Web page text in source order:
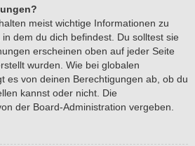
meist wichtige Informationen zu
dem du dich befindest. Du solltest sie
erscheinen oben auf jeder Seite
wurden. Wie bei globalen
es von deinen Berechtigungen ab, ob du
kannst oder nicht. Die
der Board-Administration vergeben.